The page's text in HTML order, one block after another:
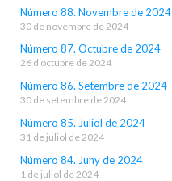
Número 88. Novembre de 2024
30 de novembre de 2024
Número 87. Octubre de 2024
26 d'octubre de 2024
Número 86. Setembre de 2024
30 de setembre de 2024
Número 85. Juliol de 2024
31 de juliol de 2024
Número 84. Juny de 2024
1 de juliol de 2024